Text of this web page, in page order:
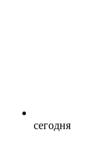
сегодня